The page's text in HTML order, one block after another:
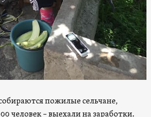
пожилые сельчане,
человек – выехали на заработки.